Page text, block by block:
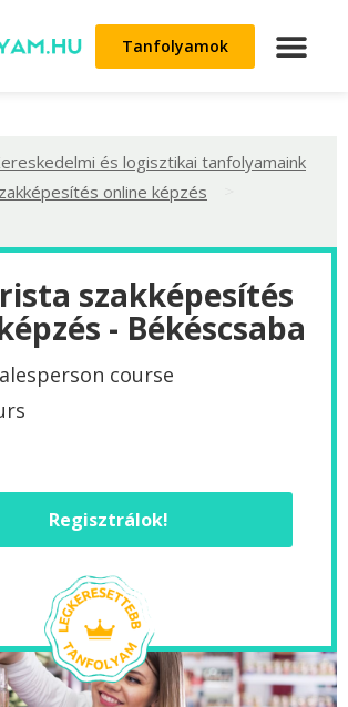
Tanfolyamok
és logisztikai tanfolyamaink
online képzés
szakképesítés
- Békéscsaba
course
Regisztrálok!